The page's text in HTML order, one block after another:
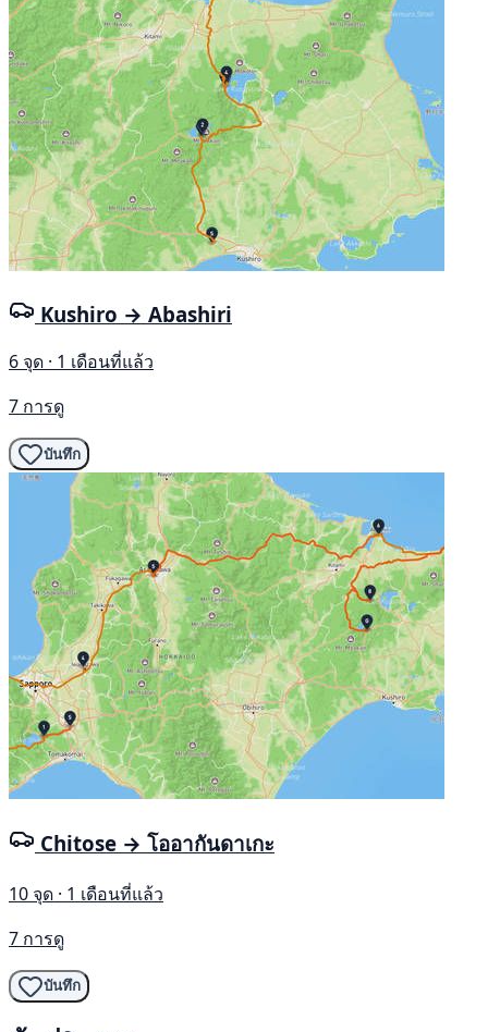
Kushiro → Abashiri
6 จุด · 1 เดือนที่แล้ว
7 การดู
บันทึก
Chitose → โออากันดาเกะ
10 จุด · 1 เดือนที่แล้ว
7 การดู
บันทึก